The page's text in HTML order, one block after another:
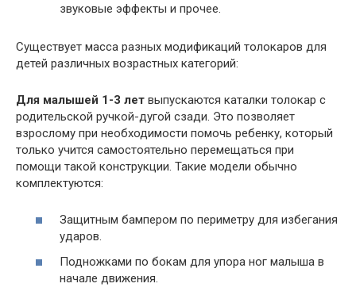
звуковые эффекты и прочее.
Существует масса разных модификаций толокаров для
детей различных возрастных категорий:
Для малышей 1-3 лет выпускаются каталки толокар с
родительской ручкой-дугой сзади. Это позволяет
взрослому при необходимости помочь ребенку, который
только учится самостоятельно перемещаться при
помощи такой конструкции. Такие модели обычно
комплектуются:
Защитным бампером по периметру для избегания
ударов.
Подножками по бокам для упора ног малыша в
начале движения.